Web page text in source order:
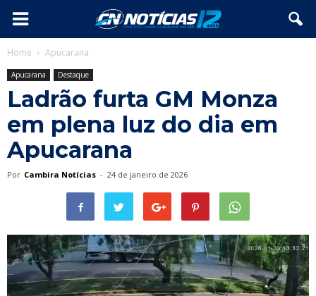
Home Apucarana
Apucarana Destaque
Ladrão furta GM Monza
em plena luz do dia em
Apucarana
Por Cambira Notícias - 24 de janeiro de 2026